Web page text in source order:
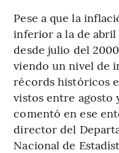
Pese a que la
inferior a la de abril
desde julio del
viendo un nivel de
récords históricos
vistos entre agosto
comentó en ese
director del
Nacional de